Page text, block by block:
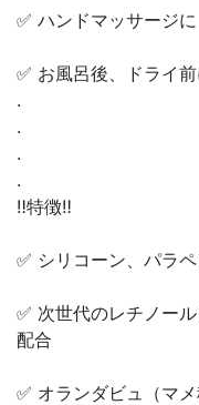
✅ ハンドマッサージに
✅ お風呂後、ドライ
.
.
.
.
‼️特徴‼️
✅ シリコーン、パラ
✅ 次世代のレチノー
配合
✅ オランダビュ（マ